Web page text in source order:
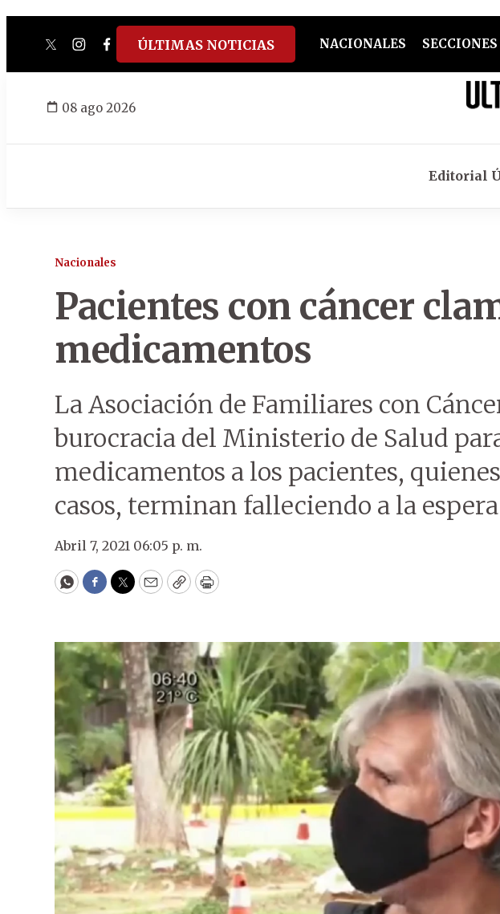
twitterinstagram
facebook
tiktokyoutube
spotify
ÚLTIMAS NOTICIAS NACIONALES SECCIONES
08 ago 2026
Editorial
Nacionales
Pacientes con cáncer
medicamentos
La Asociación de Familiares con
burocracia del Ministerio de Salud
medicamentos a los pacientes,
casos, terminan falleciendo a la
Abril 7, 2021 06:05 p. m.
WhatsApp
Facebook
Twitter
EmailCopyPrint